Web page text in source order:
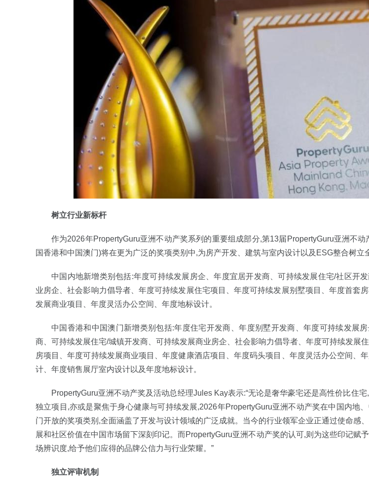
树立行业新标杆
作为2026年PropertyGuru亚洲不动产奖系列的重要组成部分,第13届PropertyGuru亚洲不动
国香港和中国澳门)将在更为广泛的奖项类别中,为房产开发、建筑与室内设计以及ESG整合树立
中国内地新增类别包括:年度可持续发展房企、年度宜居开发商、可持续发展住宅/社区开
业房企、社会影响力倡导者、年度可持续发展住宅项目、年度可持续发展别墅项目、年度首套
发展商业项目、年度灵活办公空间、年度地标设计。
中国香港和中国澳门新增类别包括:年度住宅开发商、年度别墅开发商、年度可持续发展
商、可持续发展住宅/城镇开发商、可持续发展商业房企、社会影响力倡导者、年度可持续发展
房项目、年度可持续发展商业项目、年度健康酒店项目、年度码头项目、年度灵活办公空间、
计、年度销售展厅室内设计以及年度地标设计。
PropertyGuru亚洲不动产奖及活动总经理Jules Kay表示:“无论是奢华豪宅还是高性价比住
独立项目,亦或是聚焦于身心健康与可持续发展,2026年PropertyGuru亚洲不动产奖在中国内地
门开放的奖项类别,全面涵盖了开发与设计领域的广泛成就。当今的行业领军企业正通过使命感
展和社区价值在中国市场留下深刻印记。而PropertyGuru亚洲不动产奖的认可,则为这些印记赋
场辨识度,给予他们应得的品牌公信力与行业荣耀。”
独立评审机制